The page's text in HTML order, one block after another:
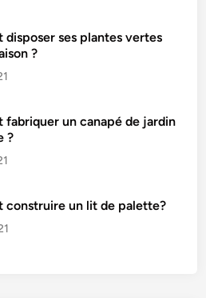
disposer ses plantes vertes
?
fabriquer un canapé de jardin
?
construire un lit de palette?